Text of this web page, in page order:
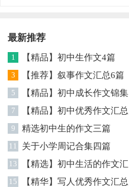
最新推荐
1 【精品】初中生作文4篇
3 【推荐】叙事作文汇总6篇
5
【精品】初中成长作文锦集
七篇
7
【精品】初中优秀作文汇总
五篇
9 精选初中生的作文三篇
11 关于小学周记合集四篇
13
【精选】初中生活的作文汇
总十篇
15
【精华】写人优秀作文汇总